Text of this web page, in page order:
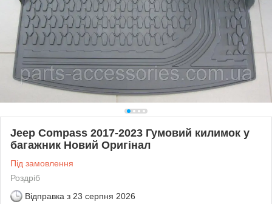
Jeep Compass 2017-2023 Гумовий килимок у
багажник Новий Оригінал
Під замовлення
Роздріб
Відправка з 23 серпня 2026